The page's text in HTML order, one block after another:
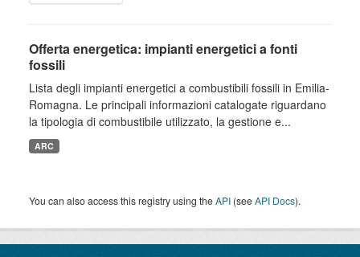
Offerta energetica: impianti energetici a fonti
fossili
Lista degli impianti energetici a combustibili fossili in Emilia-
Romagna. Le principali informazioni catalogate riguardano
la tipologia di combustibile utilizzato, la gestione e...
ARC
You can also access this registry using theAPI (seeAPI Docs).